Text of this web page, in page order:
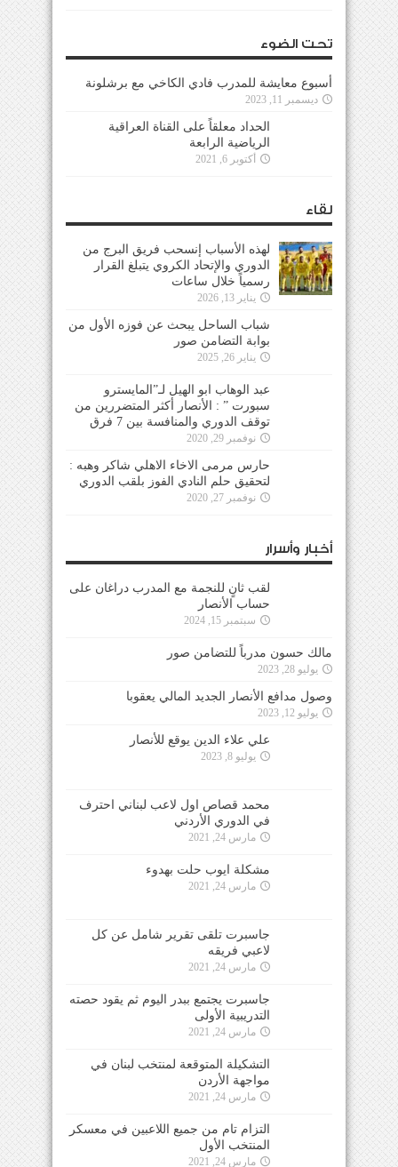
تحت الضوء
أسبوع معايشة للمدرب فادي الكاخي مع برشلونة
ديسمبر 11, 2023
الحداد معلقاً على القناة العراقية
الرياضية الرابعة
أكتوبر 6, 2021
لقاء
لهذه الأسباب إنسحب فريق البرج من
الدوري والإتحاد الكروي يتبلغ القرار
رسمياً خلال ساعات
يناير 13, 2026
شباب الساحل يبحث عن فوزه الأول من
بوابة التضامن صور
يناير 26, 2025
عبد الوهاب ابو الهيل لـ”المايسترو
سبورت ” : الأنصار أكثر المتضررين من
توقف الدوري والمنافسة بين 7 فرق
نوفمبر 29, 2020
حارس مرمى الاخاء الاهلي شاكر وهبه :
لتحقيق حلم النادي الفوز بلقب الدوري
نوفمبر 27, 2020
أخبار وأسرار
لقب ثانٍ للنجمة مع المدرب دراغان على
حساب الأنصار
سبتمبر 15, 2024
مالك حسون مدرباً للتضامن صور
يوليو 28, 2023
وصول مدافع الأنصار الجديد المالي يعقوبا
يوليو 12, 2023
علي علاء الدين يوقع للأنصار
يوليو 8, 2023
محمد قصاص اول لاعب لبناني احترف
في الدوري الأردني
مارس 24, 2021
مشكلة ايوب حلت بهدوء
مارس 24, 2021
جاسبرت تلقى تقرير شامل عن كل
لاعبي فريقه
مارس 24, 2021
جاسبرت يجتمع ببدر اليوم ثم يقود حصته
التدريبية الأولى
مارس 24, 2021
التشكيلة المتوقعة لمنتخب لبنان في
مواجهة الأردن
مارس 24, 2021
التزام تام من جميع اللاعبين في معسكر
المنتخب الأول
مارس 24, 2021